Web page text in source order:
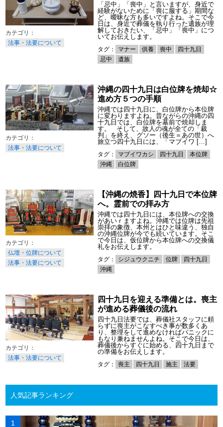
法事・法要について
「忌中」「喪中」と言いますが、身近で
経験がないために「喪に服する」期間な
ど、曖昧な方も多いですよね。そこで今
日は、身近で葬儀を執り行った遺族が理
解しておきたい、「忌中」「喪中」につ
いてお伝えします。
タグ： マナー 供養 喪中
四十九日
忌中
遺族
法事・法要について
沖縄の四十九日は白位牌を焼却☆
進め方５つの手順
沖縄では四十九日に、白位牌から本位牌
に変わりますよね。昔ながらの沖縄の四
十九日では、白位牌を墓前で焼却しま
す。 そして、故人の魂が全ての「裁
判」を終え、グソー（後生＝あの世）へ
旅立つ四十九日には、「マブイワ […]
タグ： マブイワカシ 四十九日
本位牌
沖縄
白位牌
仏壇・位牌について
法事・法要について
【沖縄の焼香】四十九日で本位牌
へ。霊前での拝み方
沖縄では四十九日には、本位牌への交換
があいｒますよね。沖縄では位牌は先祖
崇拝の象徴、本州とはひと味違う、独自
の沖縄位牌が今でも続いています。そこ
で今日は、仮位牌から本位牌への交換儀
礼をお伝えします。
タグ： シジュウクニチ 位牌
四十九日
沖縄
法事・法要について
四十九日を迎える準備とは。喪主
が進める葬儀後の流れ
四十九日法要では、葬儀社スタッフに頼
らずに喪主がこなすべき事が数多くあ
り、整理をして進めなければパニックに
もなり兼ねませんよね。そこで今日は、
葬儀後からすぐに始める、四十九日まで
の準備をお伝えします。
タグ： 喪主 四十九日 施主 法要
人気記事ランキング